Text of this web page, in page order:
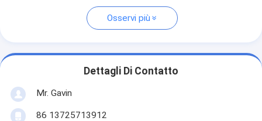
Osservi più
Dettagli Di Contatto
Mr. Gavin
86 13725713912